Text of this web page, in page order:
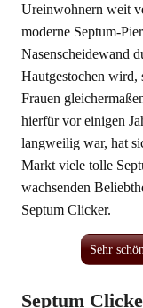
Ureinwohnern weit
moderne Septum-
Nasenscheidewand
Hautgestochen wird,
Frauen
hierfür vor einigen
langweilig war, hat
Markt viele tolle
wachsenden
Septum Clicker.
Sehr
Septum